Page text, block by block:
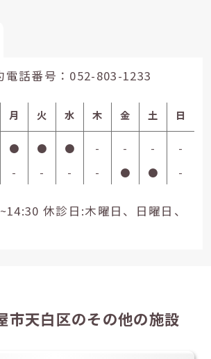
話番号： 052-803-1233
月 火 水 木 金 土 日
● ● ● - - -
-
- - - - ● ● -
休診日:木曜日、日曜日、
市天白区のその他の施設